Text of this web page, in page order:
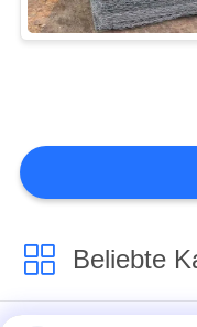
Beliebte